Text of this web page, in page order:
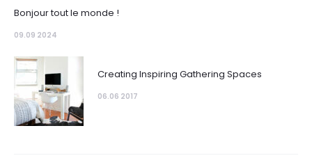
Bonjour tout le monde !
09.09 2024
Creating Inspiring Gathering Spaces
06.06 2017